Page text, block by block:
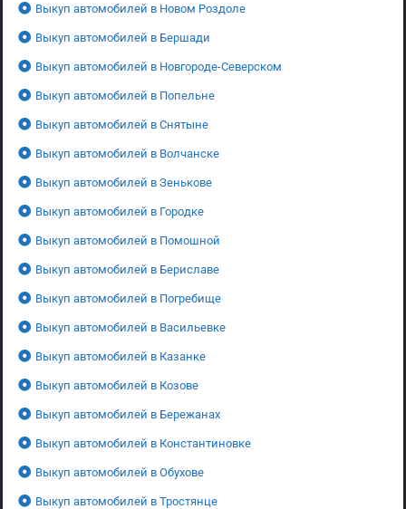
Выкуп автомобилей в Новом Роздоле
Выкуп автомобилей в Бершади
Выкуп автомобилей в Новгороде-Северском
Выкуп автомобилей в Попельне
Выкуп автомобилей в Снятыне
Выкуп автомобилей в Волчанске
Выкуп автомобилей в Зенькове
Выкуп автомобилей в Городке
Выкуп автомобилей в Помошной
Выкуп автомобилей в Бериславе
Выкуп автомобилей в Погребище
Выкуп автомобилей в Васильевке
Выкуп автомобилей в Казанке
Выкуп автомобилей в Козове
Выкуп автомобилей в Бережанах
Выкуп автомобилей в Константиновке
Выкуп автомобилей в Обухове
Выкуп автомобилей в Тростянце